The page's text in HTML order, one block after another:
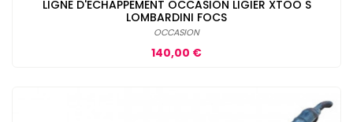
LIGNE D'ECHAPPEMENT OCCASION LIGIER XTOO S
LOMBARDINI FOCS
OCCASION
Prix
140,00 €